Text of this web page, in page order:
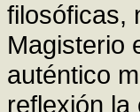
filosóficas,
Magisterio
auténtico
reflexión